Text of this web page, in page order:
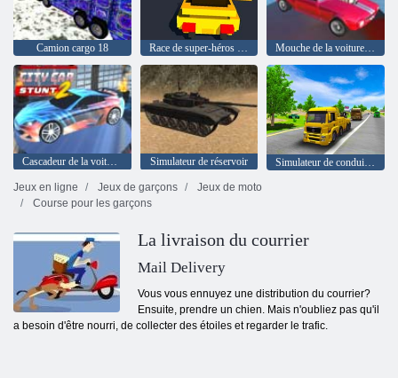
Camion cargo 18 Race de super-héros LEGO Mouche de la voiture à voler 4
Simulateur de réservoir
Simulateur de conduite de transport
Jeux en ligne
Jeux de garçons
Jeux de moto
Course pour les garçons
La livraison du courrier
Mail Delivery
Vous vous ennuyez une distribution du courrier?
Ensuite, prendre un chien. Mais n'oubliez pas qu'il
a besoin d'être nourri, de collecter des étoiles et regarder le trafic.